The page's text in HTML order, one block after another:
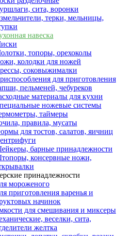
сита, воронки
терки, мельницы,
навеска
топоры, орехоколы
колодки для ножей
соковыжималки
для приготовления
пельменей, чебуреков
материалы для кухни
ножевые системы
таймеры
правила, мусаты
для тостов, салатов, яичниц
барные принадлежности
консервные ножи,
принадлежности
мороженого
приготовления варенья и
начинок
для смешивания и миксеры
веселки, сита,
желтка